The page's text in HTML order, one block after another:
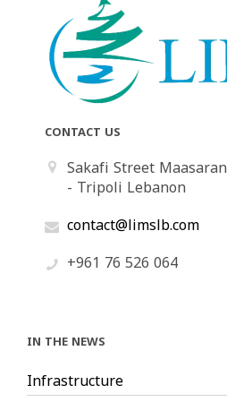
CONTACT US
Sakafi Street
- Tripoli Lebanon
contact@limslb.com
+961 76 526 064
IN THE NEWS
Infrastructure